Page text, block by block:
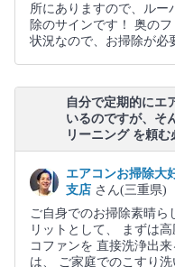
所にありますので、ルー
除のサインです！ 奥の
状況なので、お掃除が必
自分で定期的にエ
いるのですが、そ
リーニング を頼む
エアコンお掃除大
支店 さん(三重県)
ご自身でのお掃除素晴ら
リットとして、 まずは
コファンを 直接洗浄出
は、 ご家庭でのこすり